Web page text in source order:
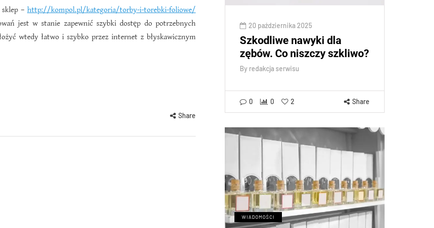
– http://kompol.pl/kategoria/torby-i-torebki-foliowe/
jest w stanie zapewnić szybki dostęp do potrzebnych
wtedy łatwo i szybko przez internet z błyskawicznym
Share
20 października 2025
Szkodliwe nawyki dla
zębów. Co niszczy szkliwo?
By redakcja serwisu
0 0 2 Share
WIADOMOŚCI